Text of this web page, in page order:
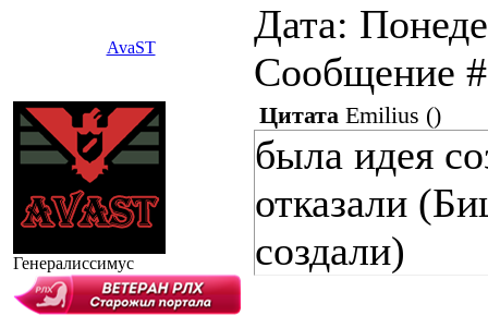
AvaST
Дата:
Сообщение
Генералиссимус
Цитата Emilius ()
была идея
отказали
создали)